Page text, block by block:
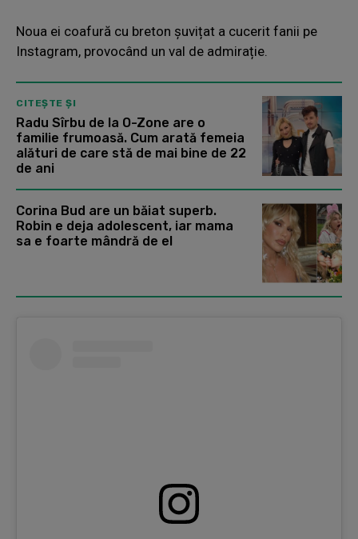
Noua ei coafură cu breton șuvițat a cucerit fanii pe
Instagram, provocând un val de admirație.
CITEȘTE ȘI
Radu Sîrbu de la O-Zone are o
familie frumoasă. Cum arată femeia
alături de care stă de mai bine de 22
de ani
Corina Bud are un băiat superb.
Robin e deja adolescent, iar mama
sa e foarte mândră de el